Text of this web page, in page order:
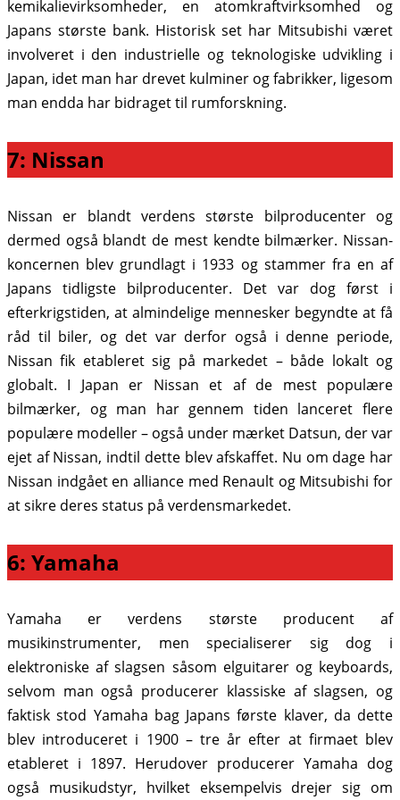
kemikalievirksomheder, en atomkraftvirksomhed og
Japans største bank. Historisk set har Mitsubishi været
involveret i den industrielle og teknologiske udvikling i
Japan, idet man har drevet kulminer og fabrikker, ligesom
man endda har bidraget til rumforskning.
7: Nissan
Nissan er blandt verdens største bilproducenter og
dermed også blandt de mest kendte bilmærker. Nissan-
koncernen blev grundlagt i 1933 og stammer fra en af
Japans tidligste bilproducenter. Det var dog først i
efterkrigstiden, at almindelige mennesker begyndte at få
råd til biler, og det var derfor også i denne periode,
Nissan fik etableret sig på markedet – både lokalt og
globalt. I Japan er Nissan et af de mest populære
bilmærker, og man har gennem tiden lanceret flere
populære modeller – også under mærket Datsun, der var
ejet af Nissan, indtil dette blev afskaffet. Nu om dage har
Nissan indgået en alliance med Renault og Mitsubishi for
at sikre deres status på verdensmarkedet.
6: Yamaha
Yamaha er verdens største producent af
musikinstrumenter, men specialiserer sig dog i
elektroniske af slagsen såsom elguitarer og keyboards,
selvom man også producerer klassiske af slagsen, og
faktisk stod Yamaha bag Japans første klaver, da dette
blev introduceret i 1900 – tre år efter at firmaet blev
etableret i 1897. Herudover producerer Yamaha dog
også musikudstyr, hvilket eksempelvis drejer sig om